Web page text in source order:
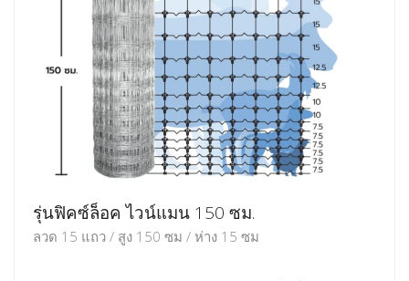
รุ่นฟิคซ์ล็อค ไวน์แมน 150 ซม.
ลวด 15 แถว / สูง 150 ซม / ห่าง 15 ซม